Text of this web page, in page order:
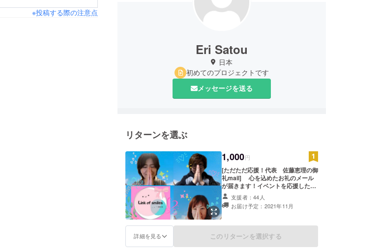
※投稿する際の注意点
Eri Satou
日本
初めてのプロジェクトです
メッセージを送る
リターンを選ぶ
1,000円
[ただただ応援！代表 佐藤恵理の御
礼mail] 心を込めたお礼のメール
が届きます！イベントを応援したい
方向けのリターンです。 支援額は
1000円～。お気持ちに応じて上乗せ
支援も可です。ご支援宜しくお願い
支援者：44人
お届け予定：2021年11月
詳細を見る このリターンを選択する